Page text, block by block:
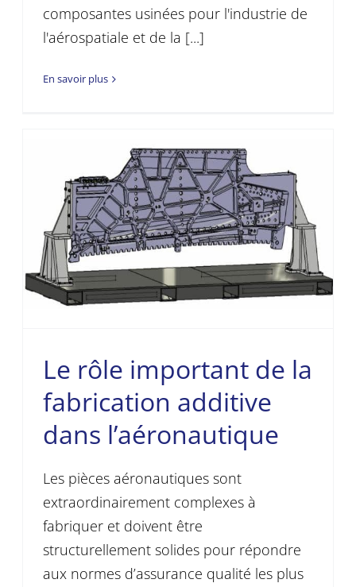
composantes usinées pour l'industrie de
l'aérospatiale et de la [...]
En savoir plus
Le rôle important de la
fabrication additive
dans l’aéronautique
Les pièces aéronautiques sont
extraordinairement complexes à
fabriquer et doivent être
structurellement solides pour répondre
aux normes d’assurance qualité les plus